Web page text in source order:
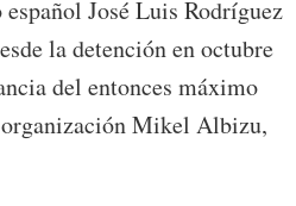
José Luis Rodríguez
la detención en octubre
del entonces máximo
Mikel Albizu,